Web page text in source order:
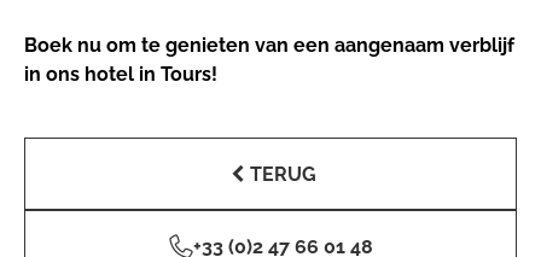
Boek nu om te genieten van een aangenaam verblijf
in ons hotel in Tours!
TERUG
+33 (0)2 47 66 01 48